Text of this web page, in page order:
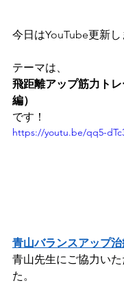
今日はYouTube更新し
テーマは、
飛距離アップ筋力ト
編）
です！
https://youtu.be/qq5-
青山バランスアップ
青山先生にご協力い
た。